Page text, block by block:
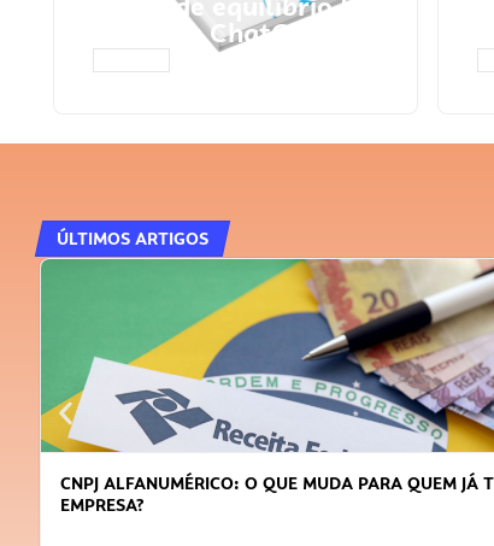
Prompts ChatGPT
ÚLTIMOS ARTIGOS
DICAS PARA OBTER CRÉDITO